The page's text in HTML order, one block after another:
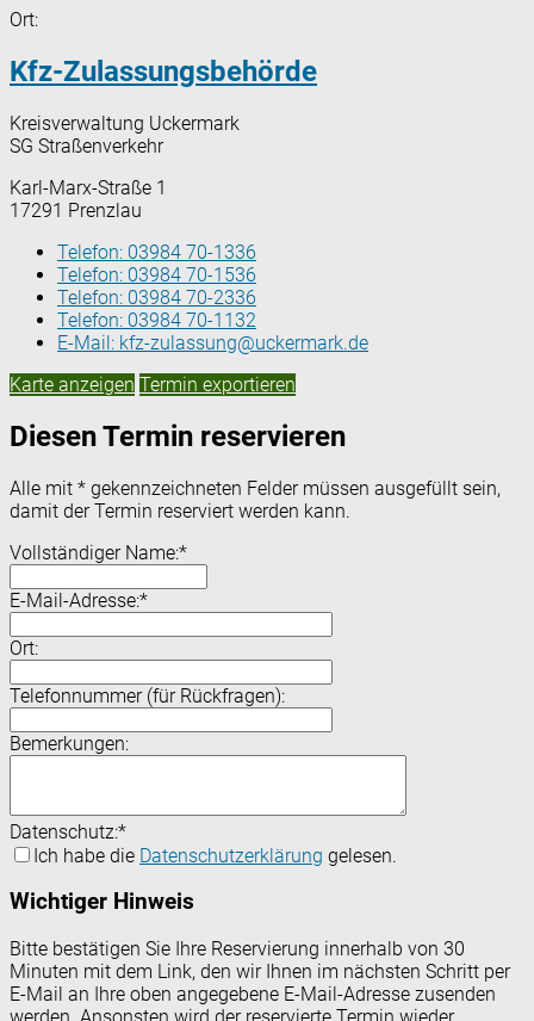
Ort:
Kfz-Zulassungsbehörde
Kreisverwaltung Uckermark
SG Straßenverkehr
Karl-Marx-Straße 1
17291 Prenzlau
Telefon: 03984 70-1336
Telefon: 03984 70-1536
Telefon: 03984 70-2336
Telefon: 03984 70-1132
E-Mail: kfz-zulassung@uckermark.de
Karte anzeigen Termin exportieren
Diesen Termin reservieren
Alle mit * gekennzeichneten Felder müssen ausgefüllt sein,
damit der Termin reserviert werden kann.
Vollständiger Name:*
E-Mail-Adresse:*
Ort:
Telefonnummer (für Rückfragen):
Bemerkungen:
Datenschutz:*
Ich habe die Datenschutzerklärung gelesen.
Wichtiger Hinweis
Bitte bestätigen Sie Ihre Reservierung innerhalb von 30
Minuten mit dem Link, den wir Ihnen im nächsten Schritt per
E-Mail an Ihre oben angegebene E-Mail-Adresse zusenden